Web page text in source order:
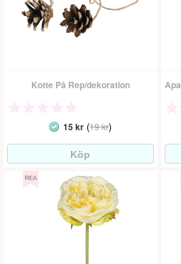
Kotte På Rep/dekoration
15 kr (19 kr)